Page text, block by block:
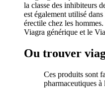
la classe des inhibiteurs
est également utilisé
érectile chez les
Viagra générique et le
Ou trouver
Ces produits sont
pharmaceutiques